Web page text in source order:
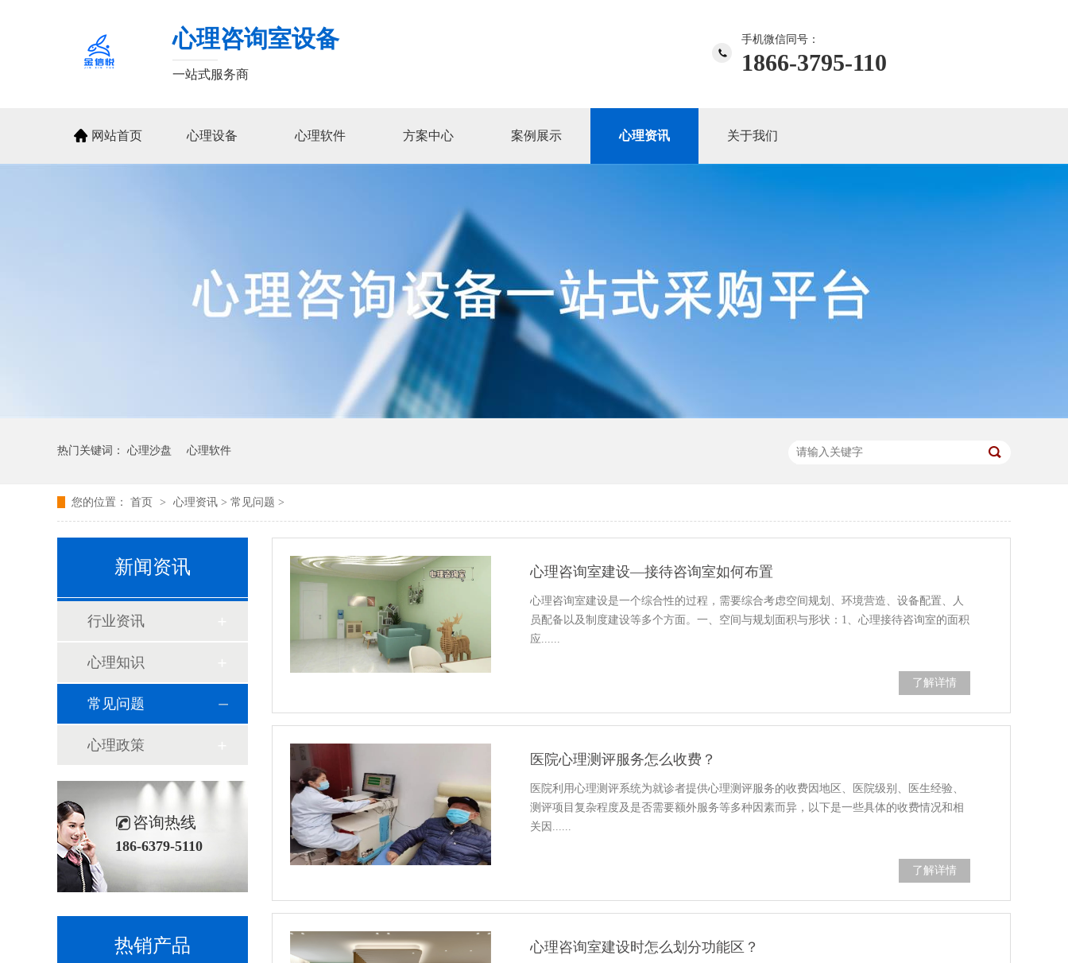
心理咨询室设备
一站式服务商
手机微信同号：
1866-3795-110
网站首页 心理设备 心理软件 方案中心 案例展示 心理资讯 关于我们
热门关键词： 心理沙盘 心理软件
您的位置： 首页 > 心理资讯 > 常见问题 >
新闻资讯
行业资讯
心理知识
常见问题
心理政策
咨询热线
186-6379-5110
热销产品
心理咨询室建设—接待咨询室如何布置
心理咨询室建设是一个综合性的过程，需要综合考虑空间规划、环境营造、设备配置、人
员配备以及制度建设等多个方面。一、空间与规划面积与形状：1、心理接待咨询室的面积
应......
了解详情
医院心理测评服务怎么收费？
医院利用心理测评系统为就诊者提供心理测评服务的收费因地区、医院级别、医生经验、
测评项目复杂程度及是否需要额外服务等多种因素而异，以下是一些具体的收费情况和相
关因......
了解详情
心理咨询室建设时怎么划分功能区？